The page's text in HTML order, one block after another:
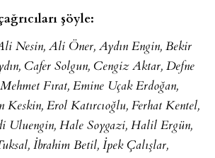
şöyle:
Nesin, Ali Öner, Aydın Engin, Bekir
Cafer Solgun, Cengiz Aktar, Defne
Fırat, Emine Uçak Erdoğan,
Erol Katırcıoğlu, Ferhat Kentel,
Uluengin, Hale Soygazi, Halil Ergün,
İbrahim Betil, ​İpek Çalışlar,